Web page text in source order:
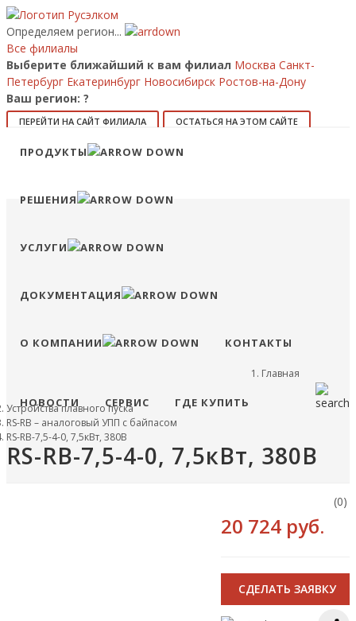
Определяем регион...
Все филиалы
Выберите ближайший к вам филиал Москва Санкт-
Петербург Екатеринбург Новосибирск Ростов-на-Дону
Ваш регион: ?
ПЕРЕЙТИ НА САЙТ ФИЛИАЛА ОСТАТЬСЯ НА ЭТОМ САЙТЕ
Сравнение
ПРОДУКТЫ
РЕШЕНИЯ
УСЛУГИ
ДОКУМЕНТАЦИЯ
О КОМПАНИИ КОНТАКТЫ
НОВОСТИ СЕРВИС ГДЕ КУПИТЬ
Главная
Устройства плавного пуска
RS-RB – аналоговый УПП с байпасом
RS-RB-7,5-4-0, 7,5кВт, 380В
RS-RB-7,5-4-0, 7,5кВт, 380В
20 724 руб.
(0)
CДЕЛАТЬ ЗАЯВКУ